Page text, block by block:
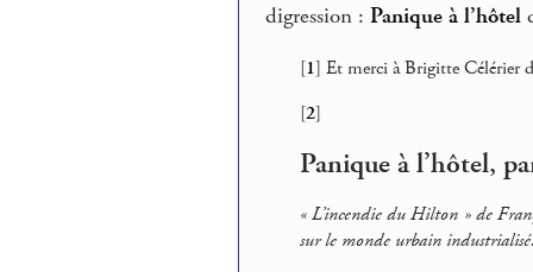
digression :Panique à l’hôtel
[1] Et merci à Brigitte Célérier
[2]
Panique à l’hôtel,
« L’incendie du Hilton » de
sur le monde urbain